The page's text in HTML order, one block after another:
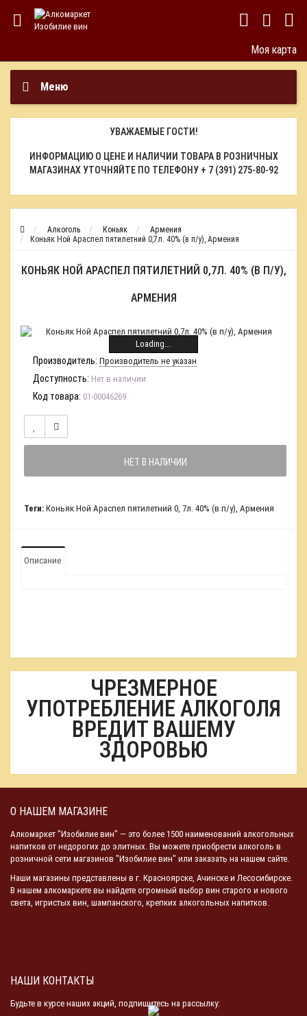
Моя карта
Меню
УВАЖАЕМЫЕ ГОСТИ!
ИНФОРМАЦИЮ О ЦЕНЕ И НАЛИЧИИ ТОВАРА В РОЗНИЧНЫХ
МАГАЗИНАХ УТОЧНЯЙТЕ ПО ТЕЛЕФОНУ + 7 (391) 275-80-92
Алкоголь Коньяк
Армения
Коньяк Ной Араспел пятилетний 0,7л. 40% (в п/у), Армения
КОНЬЯК НОЙ АРАСПЕЛ ПЯТИЛЕТНИЙ 0,7Л. 40% (В П/У),
АРМЕНИЯ
Loading...
Производитель: Производитель не указан
Доступность: Нет в наличии
Код товара: 01-00046269
НЕТ В НАЛИЧИИ
Теги: Коньяк Ной Араспел пятилетний 0, 7л. 40% (в п/у), Армения
Описание
ЧРЕЗМЕРНОЕ
УПОТРЕБЛЕНИЕ АЛКОГОЛЯ
ВРЕДИТ ВАШЕМУ
ЗДОРОВЬЮ
О НАШЕМ МАГАЗИНЕ
Алкомаркет "Изобилие вин" — это более 1500 наименований алкогольных
напитков от недорогих до элитных. Вы можете приобрести алкоголь в
розничной сети магазинов "Изобилие вин" или заказать на нашем сайте.
Наши магазины представлены в г. Красноярске, Ачинске и Лесосибирске.
В нашем алкомаркете вы найдете огромный выбор вин старого и нового
света, игристых вин, шампанского, крепких алкогольных напитков.
НАШИ КОНТАКТЫ
Будьте в курсе наших акций, подпишитесь на рассылку: